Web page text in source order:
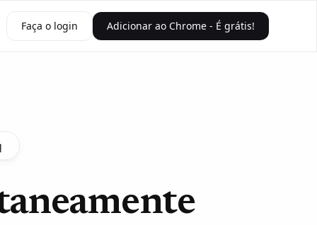
Faça o login Adicionar ao Chrome - É grátis!